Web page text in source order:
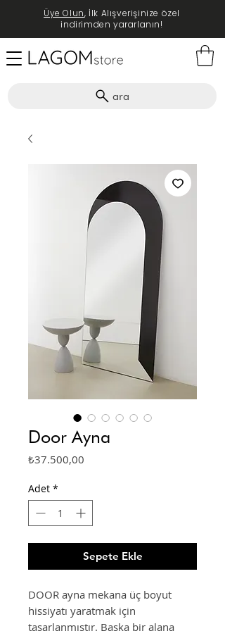
ara
Üye Olun, İlk Alışverişinize özel
indirimden yararlanın!
Door Ayna
₺37.500,00
Adet *
Sepete Ekle
DOOR ayna mekana üç boyut
hissiyatı yaratmak için
tasarlanmıştır. Başka bir alana